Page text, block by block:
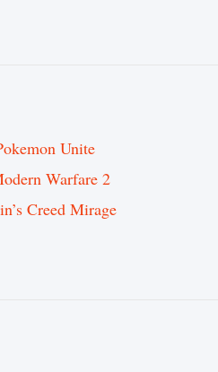
Unite
Warfare 2
Creed Mirage